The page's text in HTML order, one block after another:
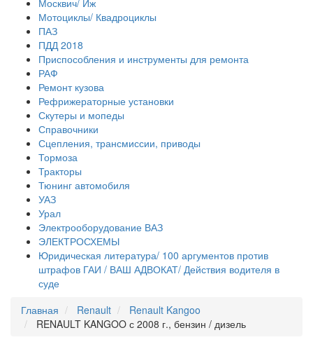
Москвич/ Иж
Мотоциклы/ Квадроциклы
ПАЗ
ПДД 2018
Приспособления и инструменты для ремонта
РАФ
Ремонт кузова
Рефрижераторные установки
Скутеры и мопеды
Справочники
Сцепления, трансмиссии, приводы
Тормоза
Тракторы
Тюнинг автомобиля
УАЗ
Урал
Электрооборудование ВАЗ
ЭЛЕКТРОСХЕМЫ
Юридическая литература/ 100 аргументов против
штрафов ГАИ / ВАШ АДВОКАТ/ Действия водителя в
суде
Главная
Renault
Renault Kangoo
RENAULT KANGOO с 2008 г., бензин / дизель